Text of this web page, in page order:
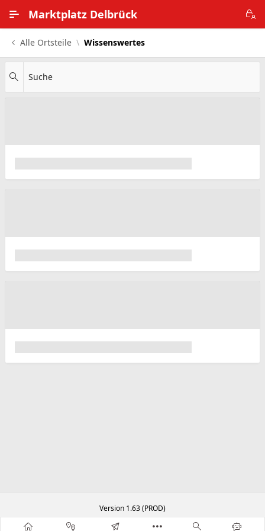
Marktplatz Delbrück
Alle Ortsteile
Impressum
Alle Ortsteile Wissenswertes
Suche
Version 1.63 (PROD)